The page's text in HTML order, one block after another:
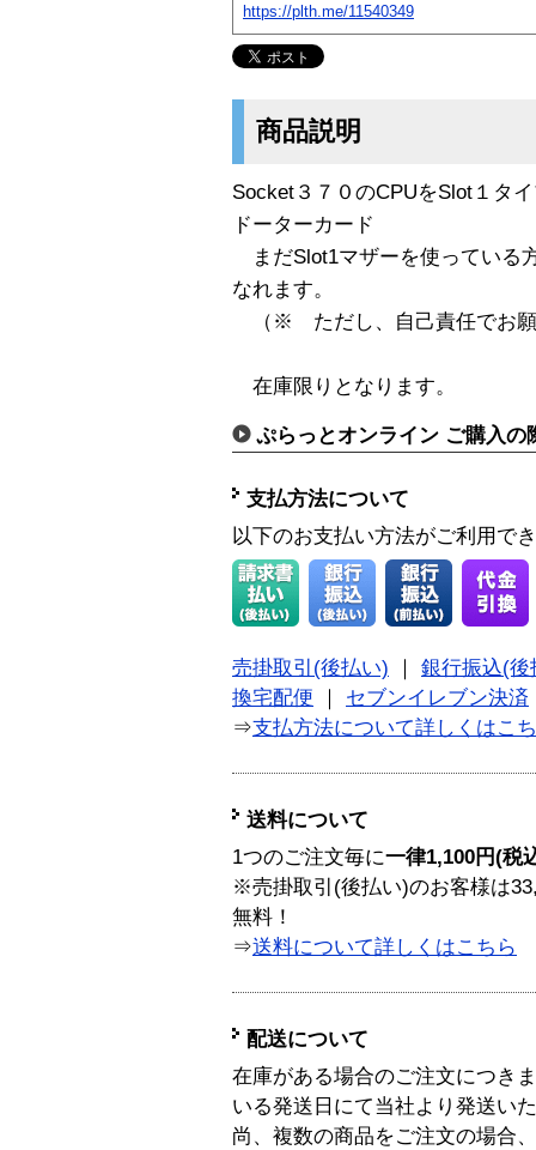
https://plth.me/11540349
商品説明
Socket３７０のCPUをSlot１タ
ドーターカード
まだSlot1マザーを使っている
なれます。
（※ ただし、自己責任でお願
在庫限りとなります。
ぷらっとオンライン ご購入の
支払方法について
以下のお支払い方法がご利用で
売掛取引(後払い)
銀行振込(後
換宅配便
セブンイレブン決済
⇒支払方法について詳しくはこ
送料について
1つのご注文毎に一律1,100円(税
※売掛取引(後払い)のお客様は
無料！
⇒送料について詳しくはこちら
配送について
在庫がある場合のご注文につき
いる発送日にて当社より発送い
尚、複数の商品をご注文の場合